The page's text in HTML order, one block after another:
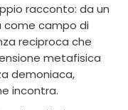
racconto: da un
come campo di
reciproca che
metafisica
demoniaca,
incontra.